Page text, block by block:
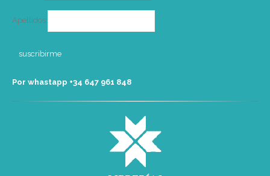
Apellidos
Por whastapp +34 ‭647 961 848‬